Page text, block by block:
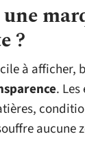
?
à afficher,
.
aucune